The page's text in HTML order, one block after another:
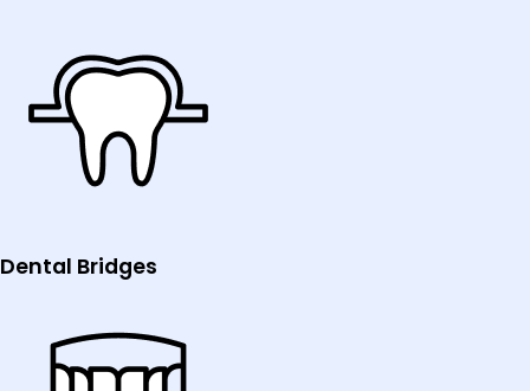
Dental Bridges